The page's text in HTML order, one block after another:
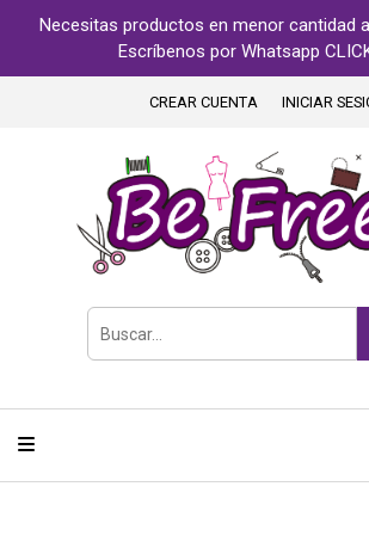
Necesitas productos en menor cantidad
Escríbenos por Whatsapp
CREAR CUENTA INICIAR